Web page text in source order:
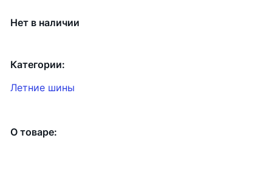
Категории:
Летние шины
О товаре:
Нет в наличии